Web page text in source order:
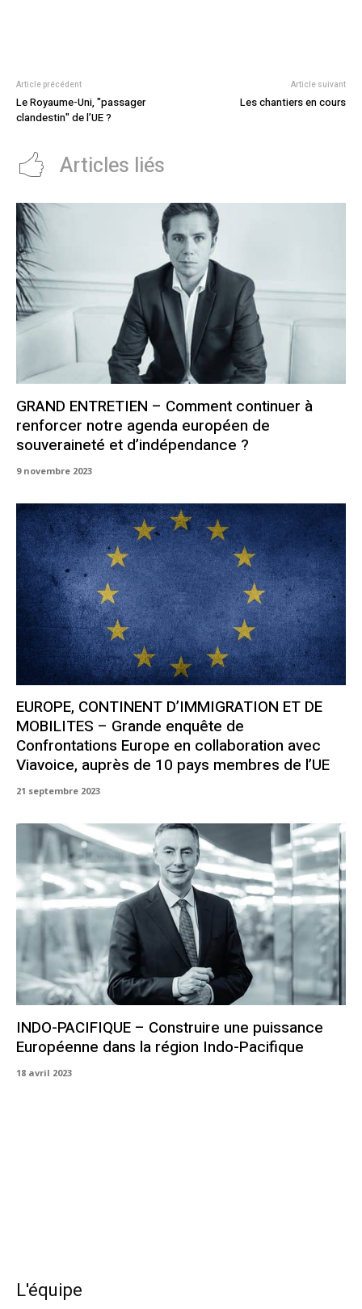
Article précédent
Le Royaume-Uni, "passager
clandestin" de l’UE ?
Article suivant
Les chantiers en cours
Articles liés
GRAND ENTRETIEN – Comment continuer à
renforcer notre agenda européen de
souveraineté et d’indépendance ?
9 novembre 2023
EUROPE, CONTINENT D’IMMIGRATION ET DE
MOBILITES – Grande enquête de
Confrontations Europe en collaboration avec
Viavoice, auprès de 10 pays membres de l’UE
21 septembre 2023
INDO-PACIFIQUE – Construire une puissance
Européenne dans la région Indo-Pacifique
18 avril 2023
L'équipe